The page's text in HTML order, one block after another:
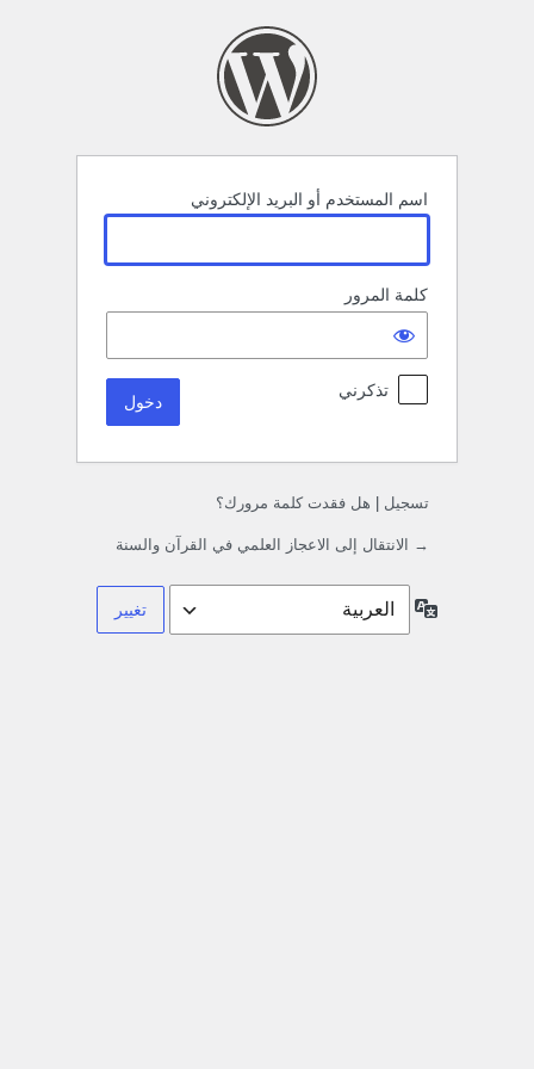
اسم المستخدم أو البريد الإلكتروني
كلمة المرور
تذكرني
تسجيل هل فقدت كلمة مرورك؟
→ الانتقال إلى الاعجاز العلمي في القرآن والسنة
اللغة